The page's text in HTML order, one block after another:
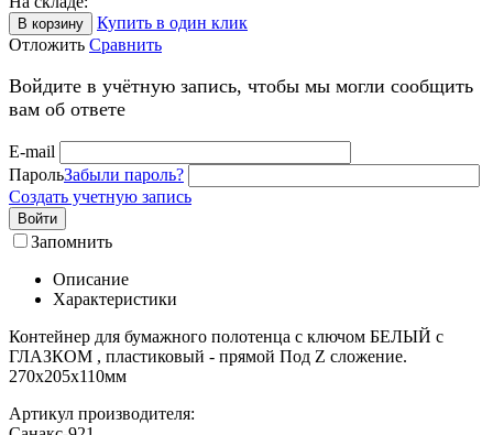
В корзину
Купить в один клик
Отложить Сравнить
Войдите в учётную запись, чтобы мы могли сообщить
вам об ответе
E-mail
ПарольЗабыли пароль?
Создать учетную запись
Войти
Запомнить
Описание
Характеристики
Контейнер для бумажного полотенца с ключом БЕЛЫЙ с
ГЛАЗКОМ , пластиковый - прямой Под Z сложение.
270х205х110мм
Артикул производителя: